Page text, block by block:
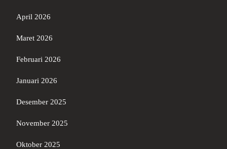
April 2026
Maret 2026
Februari 2026
Januari 2026
Desember 2025
November 2025
Oktober 2025